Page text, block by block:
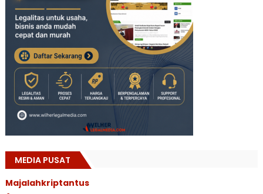
MEDIA PUSAT
Majalahkriptantus